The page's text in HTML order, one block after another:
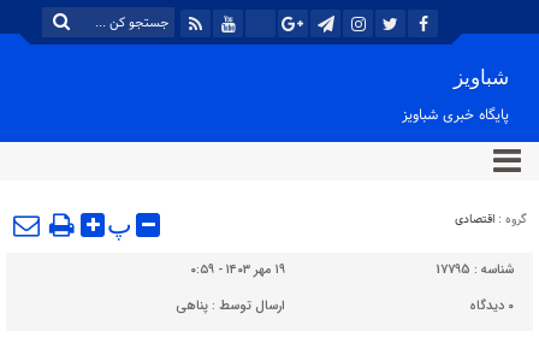
شباویز
پایگاه خبری شباویز
گروه : اقتصادی پ
شناسه : 17795
۱۹ مهر ۱۴۰۳ - ۰:۵۹
۰ دیدگاه ارسال توسط :پناهی